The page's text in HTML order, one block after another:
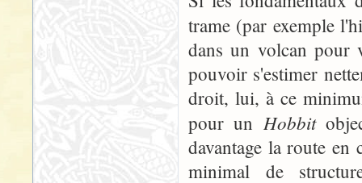
trame (par exemple
dans un volcan pour
pouvoir s'estimer
droit, lui, à ce
pour un Hobbit
davantage la route en
minimal de